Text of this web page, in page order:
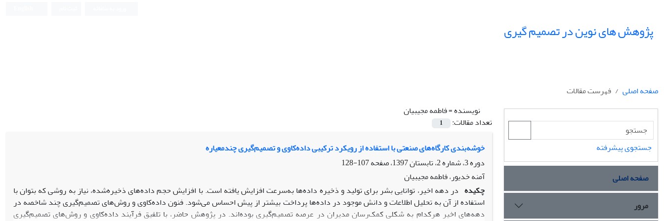
پژوهش های نوین در تصمیم گیری
صفحه اصلی
فهرست مقالات
نویسنده =فاطمه مجیبیان
تعداد مقالات:
1
خوشه‌بندی کارگاه‌های صنعتی با استفاده از رویکرد ترکیبی داده‌کاوی و تصمیم‌گیری چندمعیاره
دوره 3، شماره 2، تابستان 1397، صفحه
107-128
آمنه خدیور، فاطمه مجیبیان
چکیده در دهه اخیر، توانایی بشر برای تولید و ذخیره داده‌ها به‌سرعت افزایش یافته است. با افزایش حجم داده‌های ذخیره‌شده، نیاز به روشی که بتوان با
استفاده از آن به تحلیل اطلاعات و دانش موجود در داده‌ها پرداخت بیشتر از پیش احساس می‌شود. فنون داده‌کاوی و روش‌های تصمیم‌گیری چند شاخصه در
دهه‌های اخیر هرکدام به شکلی کمک‌رسان مدیران در عرصه تصمیم‌گیری بوده‌اند. در پژوهش حاضر، با تلفیق فرآیند داده‌کاوی و روش‌های تصمیم‌گیری
جستجوی پیشرفته
صفحه اصلی
مرور